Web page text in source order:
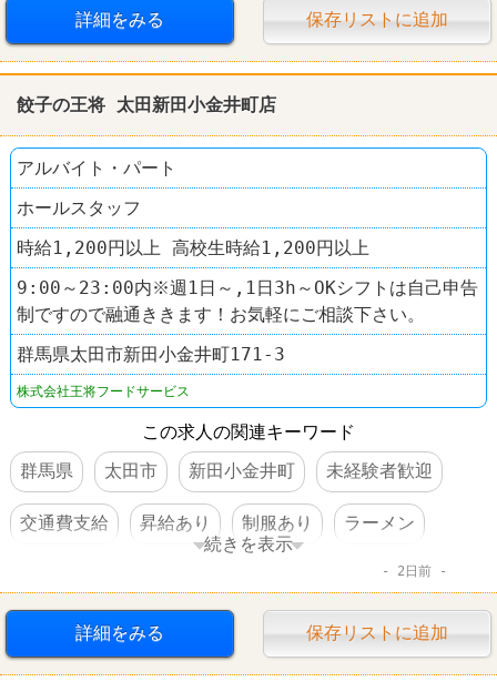
詳細をみる 保存リストに追加
餃子の王将 太田新田小金井町店
アルバイト・パート
ホールスタッフ
時給1,200円以上 高校生時給1,200円以上
9:00～23:00内※週1日～,1日3h～OKシフトは自己申告
制ですので融通ききます！お気軽にご相談下さい。
群馬県太田市新田小金井町171-3
株式会社王将フードサービス
この求人の関連キーワード
群馬県
太田市 新田小金井町 未経験者歓迎
交通費支給 昇給あり 制服あり ラーメン
続きを表示
2日前
詳細をみる 保存リストに追加